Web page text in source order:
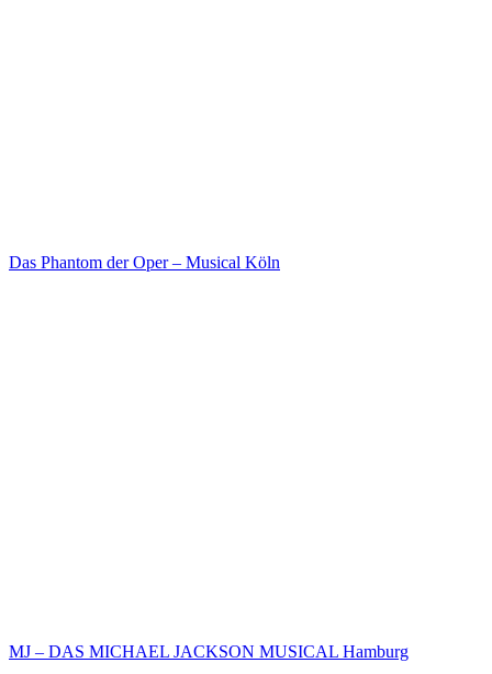
Das Phantom der Oper – Musical Köln
MJ – DAS MICHAEL JACKSON MUSICAL Hamburg